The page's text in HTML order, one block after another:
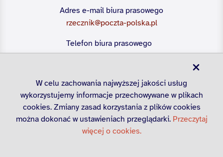
W celu zachowania najwyższej jakości usług
wykorzystujemy informacje przechowywane w plikach
cookies. Zmiany zasad korzystania z plików cookies
można dokonać w ustawieniach przeglądarki. Przeczytaj
więcej o cookies.
Adres e-mail biura prasowego
rzecznik@poczta-polska.pl
Telefon biura prasowego
22 656 54 28